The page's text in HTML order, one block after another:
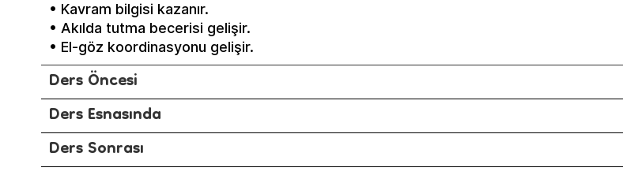
• Kavram bilgisi kazanır.
• Akılda tutma becerisi gelişir.
• El-göz koordinasyonu gelişir.
Ders Öncesi
Ders Esnasında
Ders Sonrası